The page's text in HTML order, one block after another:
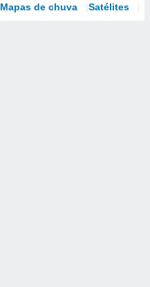
Mapas de chuva Satélites